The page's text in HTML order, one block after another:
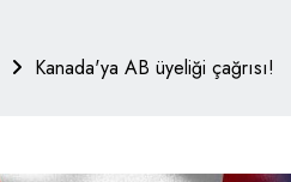
Kanada'ya AB üyeliği çağrısı!